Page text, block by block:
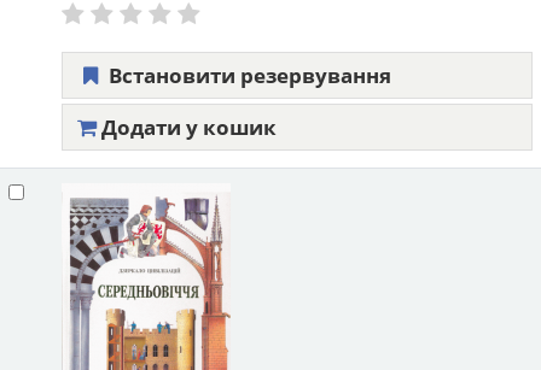
Встановити резервування
Додати у кошик